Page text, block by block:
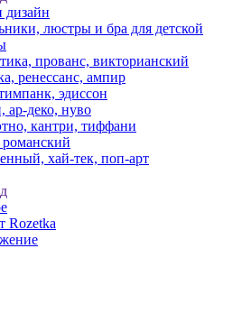
дизайн
люстры и бра для детской
прованс, викторианский
ренессанс, ампир
эдиссон
ар-деко, нуво
кантри, тиффани
романский
хай-тек, поп-арт
Rozetka